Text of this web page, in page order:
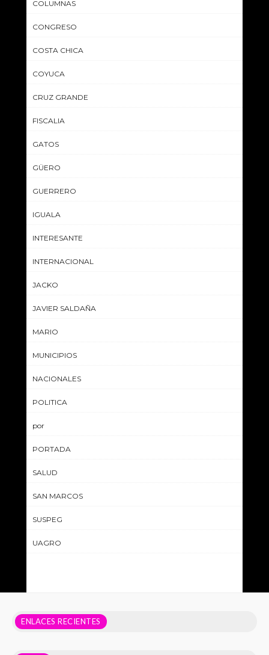
COLUMNAS
CONGRESO
COSTA CHICA
COYUCA
CRUZ GRANDE
FISCALIA
GATOS
GÜERO
GUERRERO
IGUALA
INTERESANTE
INTERNACIONAL
JACKO
JAVIER SALDAÑA
MARIO
MUNICIPIOS
NACIONALES
POLITICA
por
PORTADA
SALUD
SAN MARCOS
SUSPEG
UAGRO
ENLACES RECIENTES